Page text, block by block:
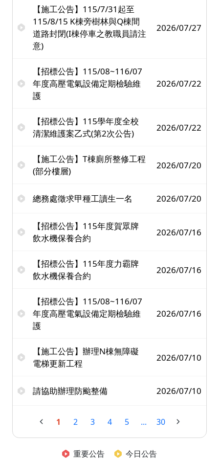
【施工公告】115/7/31起至
115/8/15 K棟旁樹林與Q棟間
道路封閉(I棟停車之教職員請注
意)
2026/07/27
【招標公告】115/08~116/07
年度高壓電氣設備定期檢驗維
護
2026/07/22
【招標公告】115學年度全校
清潔維護案乙式(第2次公告)
2026/07/22
【施工公告】T棟廁所整修工程
(部分樓層)
2026/07/20
總務處徵求甲種工讀生一名 2026/07/20
【招標公告】115年度賀眾牌
飲水機保養合約
2026/07/16
【招標公告】115年度力霸牌
飲水機保養合約
2026/07/16
【招標公告】115/08~116/07
年度高壓電氣設備定期檢驗維
護
2026/07/16
【施工公告】辦理N棟無障礙
電梯更新工程
2026/07/10
請協助辦理防颱整備 2026/07/10
1 2 3 4 5 ... 30
重要公告
今日公告